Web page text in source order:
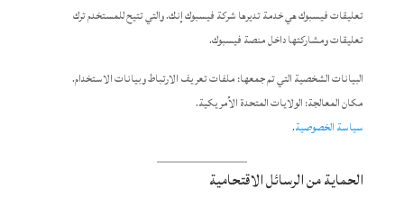
تعليقات فيسبوك هي خدمة تديرها شركة فيسبوك إنك. والتي تتيح للمستخدم ترك
تعليقات ومشاركتها داخل منصة فيسبوك.
البيانات الشخصية التي تم جمعها: ملفات تعريف الارتباط وبيانات الاستخدام.
مكان المعالجة: الولايات المتحدة الأمريكية.
سياسة الخصوصية.
الحماية من الرسائل الاقتحامية